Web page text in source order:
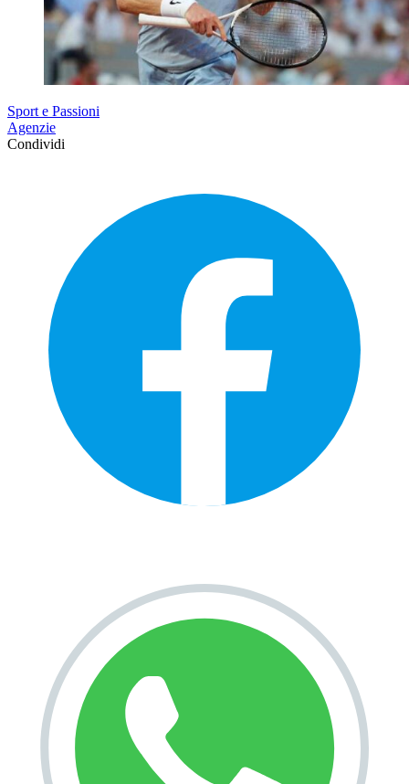
Sport e Passioni
Agenzie
Condividi